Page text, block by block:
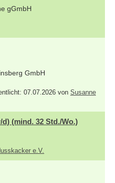
gGmbH
GmbH
07.07.2026 von Susanne
(mind. 32 Std./Wo.)
e.V.